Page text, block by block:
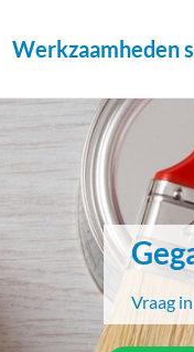
Werkzaamheden
Vraag